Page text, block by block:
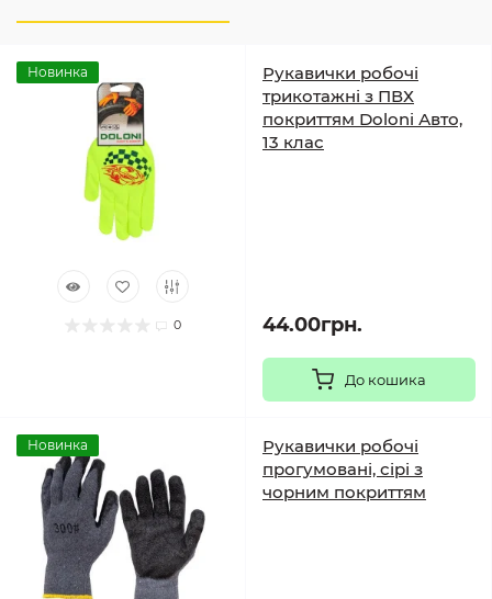
Новинка
0
Рукавички робочі
трикотажні з ПВХ
покриттям Doloni Авто,
13 клас
44.00грн.
До кошика
Новинка
Рукавички робочі
прогумовані, сірі з
чорним покриттям